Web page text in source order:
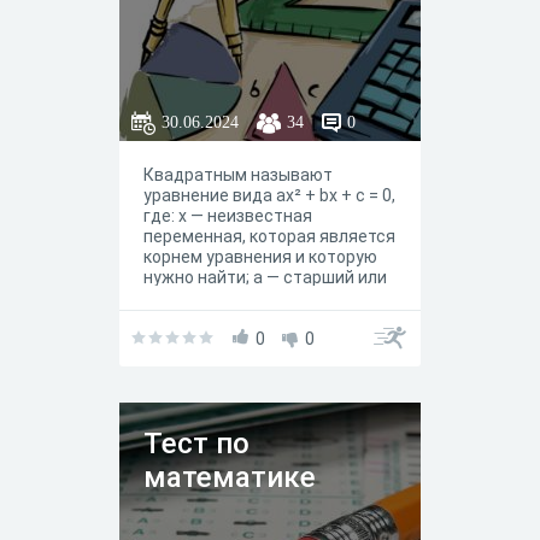
30.06.2024 34 0
Квадратным называют
уравнение вида ax² + bx + c = 0,
где: х — неизвестная
переменная, которая является
корнем уравнения и которую
нужно найти; а — старший или
должен быть равен нулю
становится линейным); b —
второй числовой
коэффициент; с — свободный
член уравнения.
0 0
Тест по
математике